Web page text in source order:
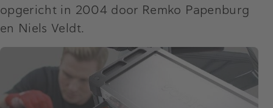
opgericht in 2004 door Remko Papenburg
en Niels Veldt.